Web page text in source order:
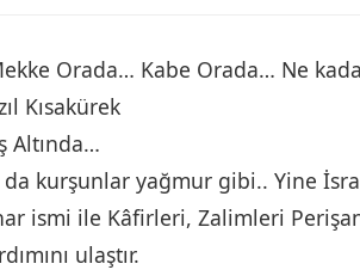
Orada… Kabe Orada… Ne
Kısakürek
Altında…
kurşunlar yağmur gibi.. Yine
ismi ile Kâfirleri, Zalimleri
ulaştır.